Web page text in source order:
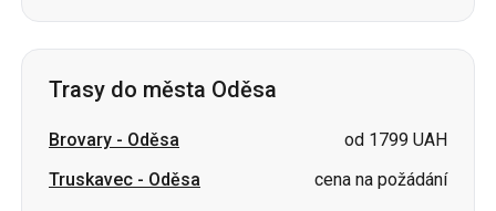
Brovary-Oděsa
od 1799 UAH
Stryj-Oděsa
Kropyvnyckyj-Oděsa
cena na požádání
Korosteň-Oděsa
cena na požádání